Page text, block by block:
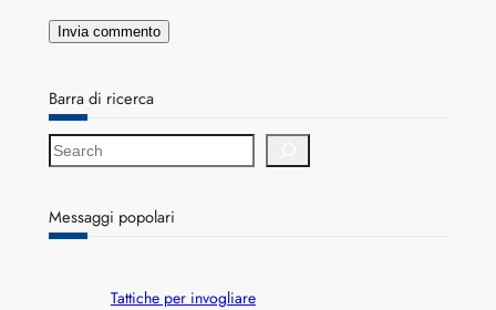
Barra di ricerca
S
e
r
c
Messaggi popolari
Tattiche per invogliare